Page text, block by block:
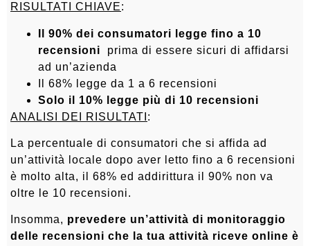
RISULTATI CHIAVE:
Il 90% dei consumatori legge fino a 10
recensioni prima di essere sicuri di affidarsi
ad un’azienda
Il 68% legge da 1 a 6 recensioni
Solo il 10% legge più di 10 recensioni
ANALISI DEI RISULTATI :
La percentuale di consumatori che si affida ad
un’attività locale dopo aver letto fino a 6 recensioni
è molto alta, il 68% ed addirittura il 90% non va
oltre le 10 recensioni.
Insomma, prevedere un’attività di monitoraggio
delle recensioni che la tua attività riceve online è